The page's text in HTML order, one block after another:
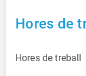
Hores de
Hores de treball